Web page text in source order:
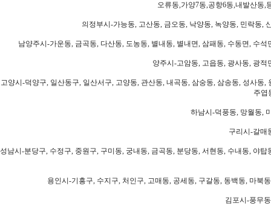
오류동,가양7동,공항6동,내발산동,
의정부시-가능동, 고산동, 금오동, 낙양동, 녹양동, 민락동,
남양주시-가운동, 금곡동, 다산동, 도농동, 별내동, 별내면, 삼패동, 수동면, 수
양주시-고암동, 고읍동, 광사동, 광
고양시-덕양구, 일산동구, 일산서구, 고양동, 관산동, 내곡동, 삼숭동, 삼송동, 성사
주엽
하남시-덕풍동, 망월동,
구리시-갈매
성남시-분당구, 수정구, 중원구, 구미동, 궁내동, 금곡동, 분당동, 서현동, 수내동, 야
용인시-기흥구, 수지구, 처인구, 고매동, 공세동, 구갈동, 동백동, 마북
김포시-풍무